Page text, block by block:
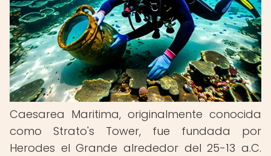
Caesarea Maritima, originalmente conocida
como Strato's Tower, fue fundada por
Herodes el Grande alrededor del 25-13 a.C.